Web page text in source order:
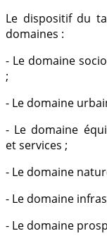
Le dispositif du
domaines :
- Le domaine
;
- Le domaine
- Le domaine
et services ;
- Le domaine
- Le domaine
- Le domaine